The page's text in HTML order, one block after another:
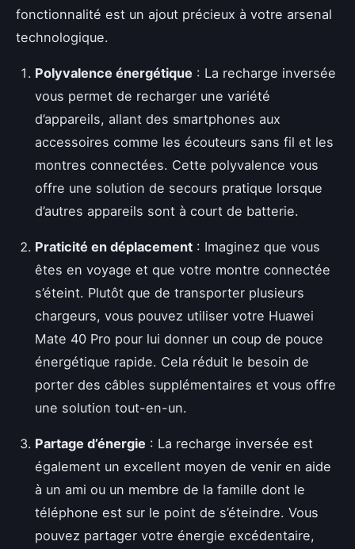
fonctionnalité est un ajout précieux à votre arsenal
technologique.
Polyvalence énergétique : La recharge inversée
vous permet de recharger une variété
d’appareils, allant des smartphones aux
accessoires comme les écouteurs sans fil et les
montres connectées. Cette polyvalence vous
offre une solution de secours pratique lorsque
d’autres appareils sont à court de batterie.
Praticité en déplacement : Imaginez que vous
êtes en voyage et que votre montre connectée
s’éteint. Plutôt que de transporter plusieurs
chargeurs, vous pouvez utiliser votre Huawei
Mate 40 Pro pour lui donner un coup de pouce
énergétique rapide. Cela réduit le besoin de
porter des câbles supplémentaires et vous offre
une solution tout-en-un.
Partage d’énergie : La recharge inversée est
également un excellent moyen de venir en aide
à un ami ou un membre de la famille dont le
téléphone est sur le point de s’éteindre. Vous
pouvez partager votre énergie excédentaire,